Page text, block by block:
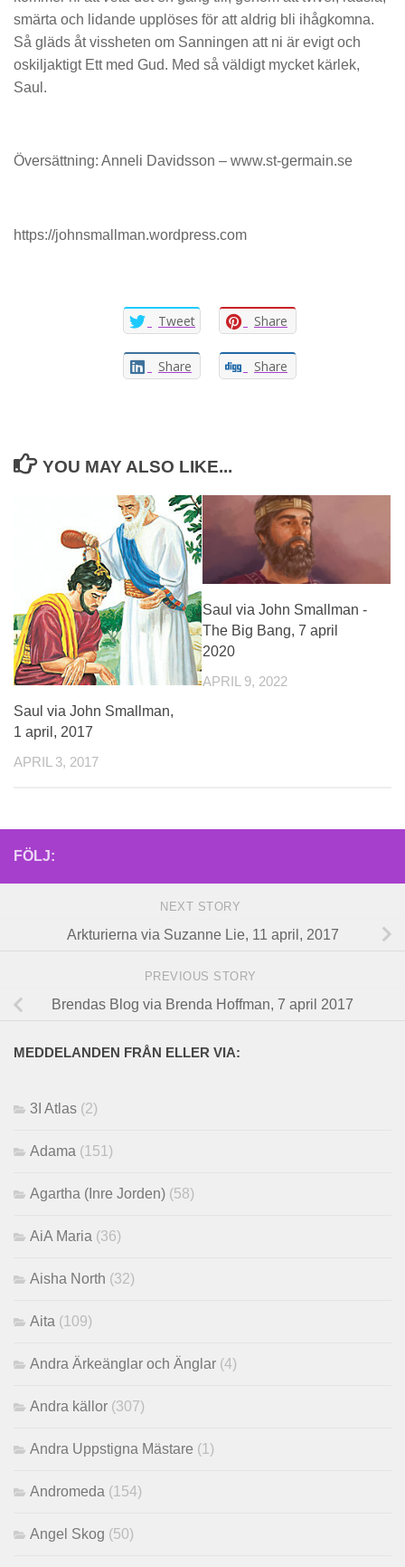
smärta och lidande upplöses för att aldrig bli ihågkomna.
Så gläds åt vissheten om Sanningen att ni är evigt och
oskiljaktigt Ett med Gud. Med så väldigt mycket kärlek,
Saul.
Översättning: Anneli Davidsson – www.st-germain.se
https://johnsmallman.wordpress.com
Tweet Share
Share Share
YOU MAY ALSO LIKE...
Saul via John Smallman,
1 april, 2017
APRIL 3, 2017
Saul via John Smallman -
The Big Bang, 7 april
2020
APRIL 9, 2022
FÖLJ:
NEXT STORY
Arkturierna via Suzanne Lie, 11 april, 2017
PREVIOUS STORY
Brendas Blog via Brenda Hoffman, 7 april 2017
MEDDELANDEN FRÅN ELLER VIA:
3I Atlas (2)
Adama (151)
Agartha (Inre Jorden) (58)
AiA Maria (36)
Aisha North (32)
Aita (109)
Andra Ärkeänglar och Änglar (4)
Andra källor (307)
Andra Uppstigna Mästare (1)
Andromeda (154)
Angel Skog (50)